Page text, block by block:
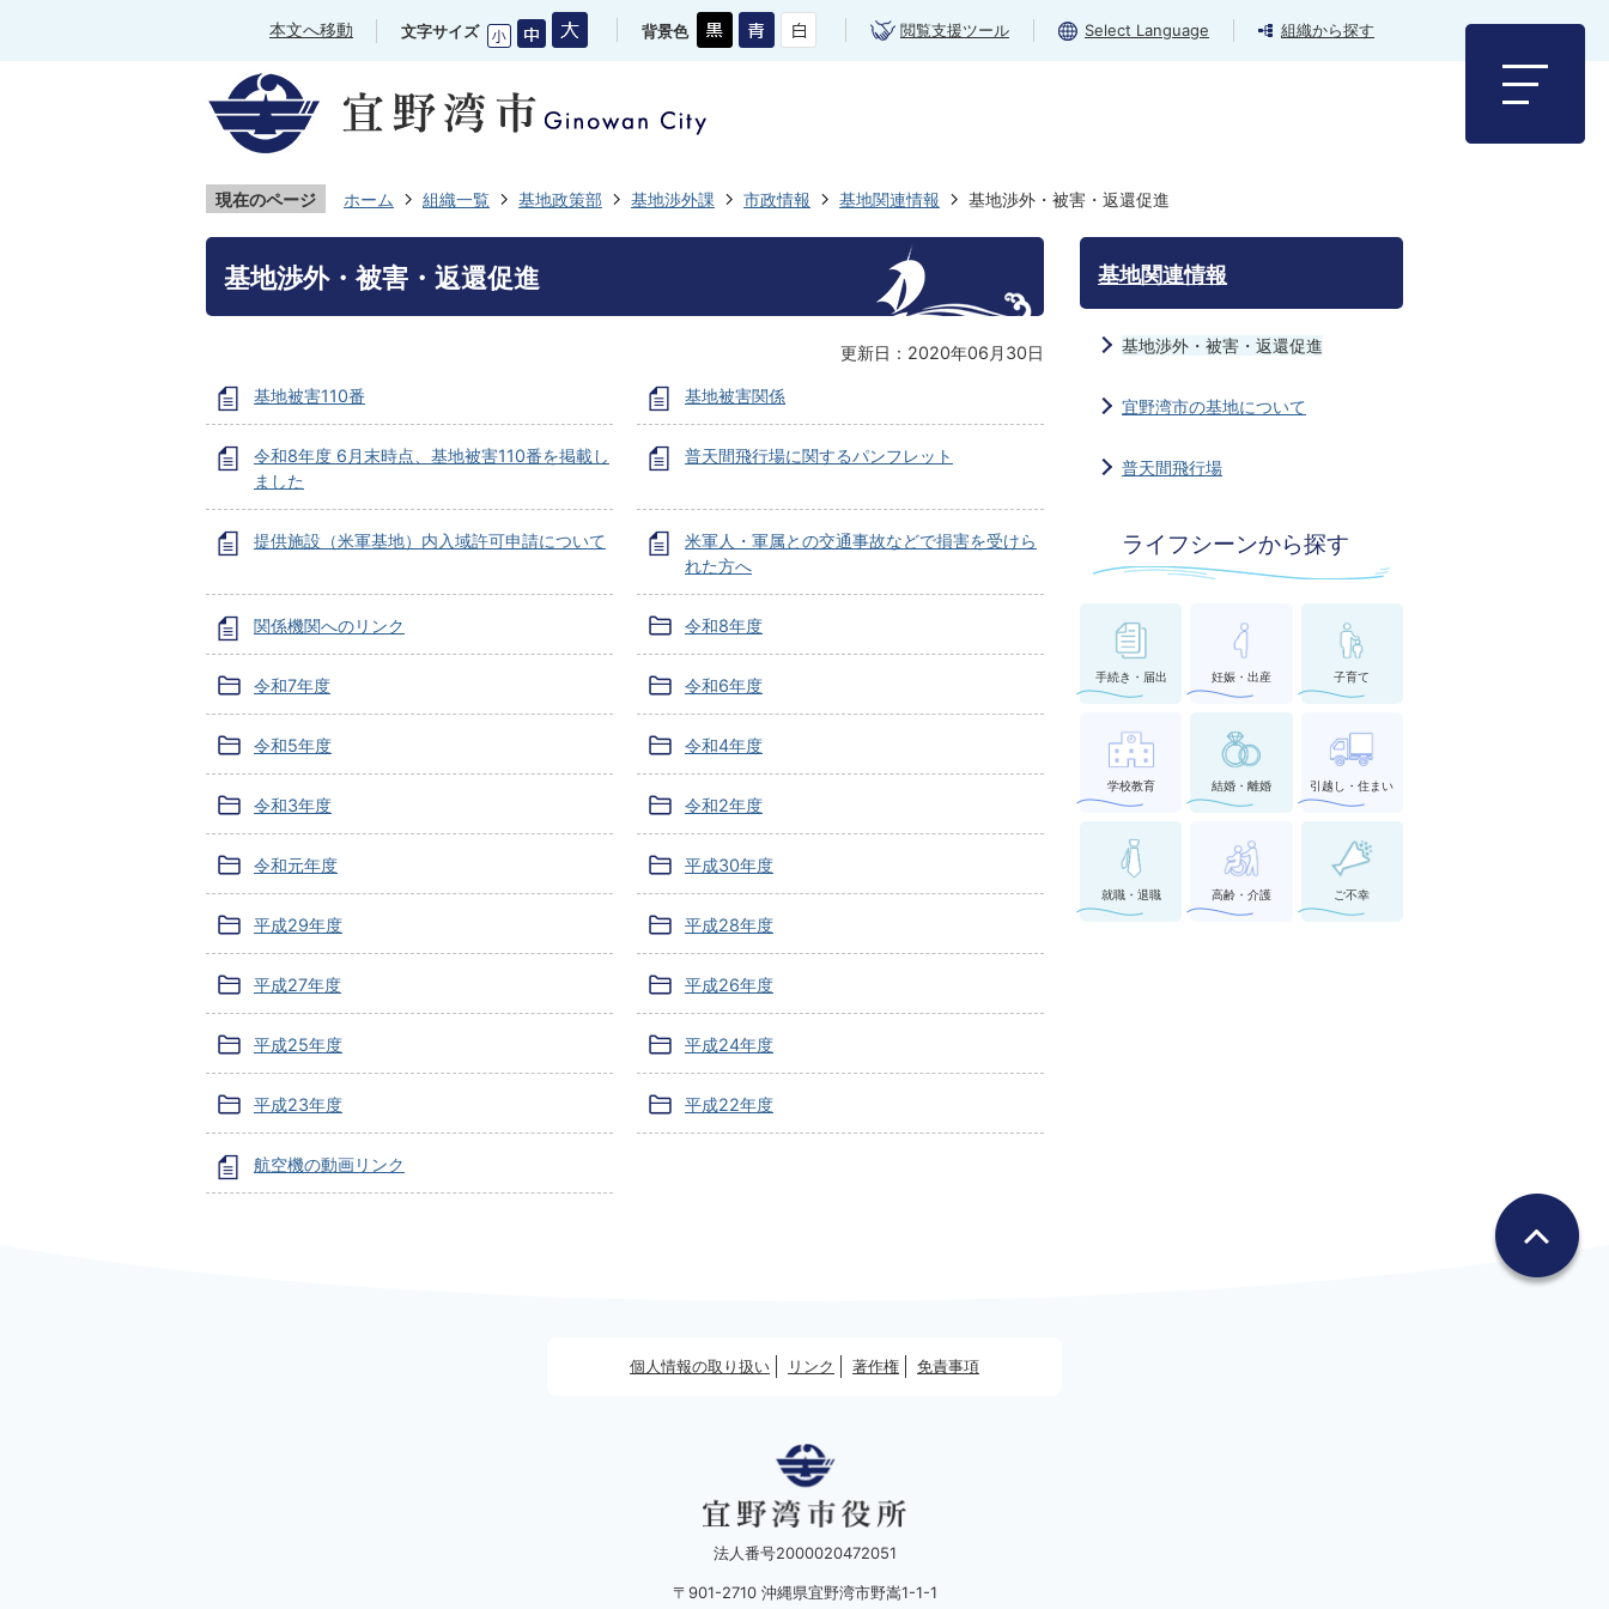
本文へ移動 文字サイズ 背景色 閲覧支援ツール Select Language 組織から探す
現在のページ ホーム 組織一覧 基地政策部 基地渉外課 市政情報 基地関連情報 基地渉外・被害・返還促進
基地渉外・被害・返還促進
更新日：2020年06月30日
基地被害110番 基地被害関係
令和8年度 6月末時点、基地被害110番を掲載し
ました
普天間飛行場に関するパンフレット
提供施設（米軍基地）内入域許可申請について
米軍人・軍属との交通事故などで損害を受けら
れた方へ
関係機関へのリンク 令和8年度
令和7年度 令和6年度
令和5年度 令和4年度
令和3年度 令和2年度
令和元年度 平成30年度
平成29年度 平成28年度
平成27年度 平成26年度
平成25年度 平成24年度
平成23年度 平成22年度
航空機の動画リンク
基地関連情報
基地渉外・被害・返還促進
宜野湾市の基地について
普天間飛行場
ライフシーンから探す
手続き・届出 妊娠・出産 子育て
学校教育 結婚・離婚 引越し・住まい
就職・退職 高齢・介護 ご不幸
個人情報の取り扱い リンク 著作権 免責事項
法人番号2000020472051
〒901-2710 沖縄県宜野湾市野嵩1-1-1